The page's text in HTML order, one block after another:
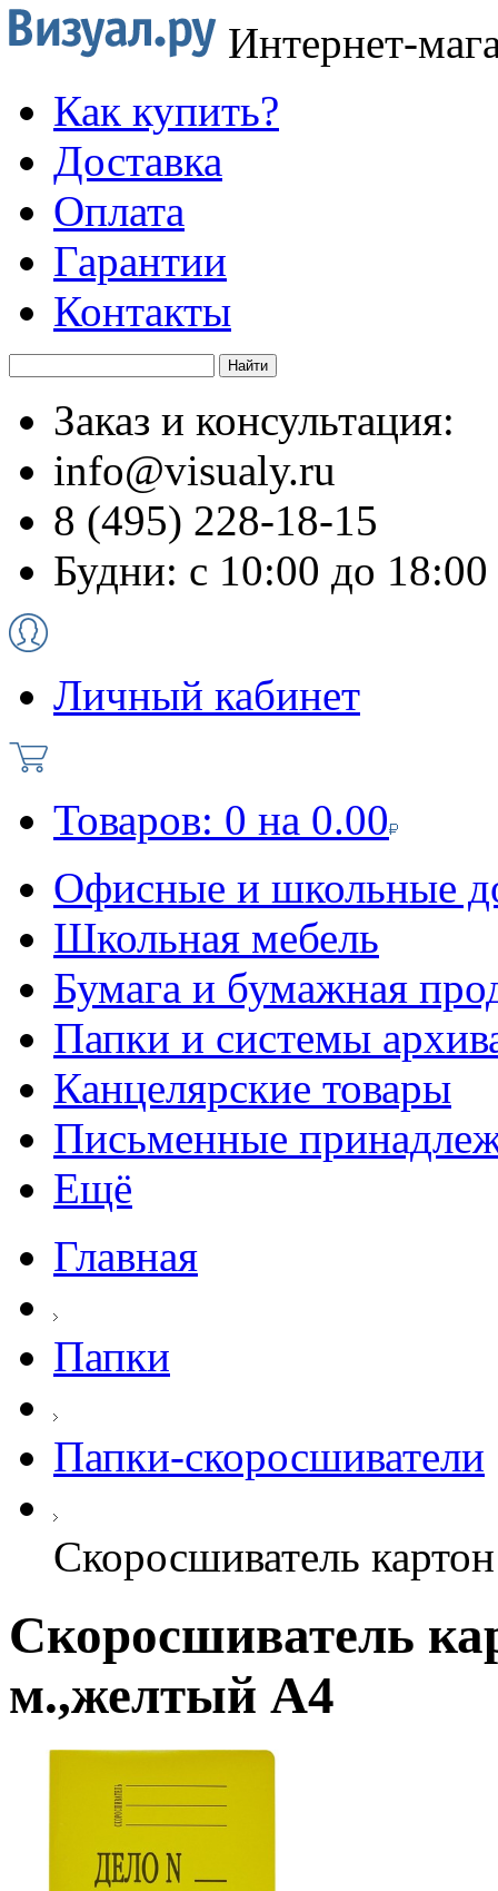
Интернет-
Как купить?
Доставка
Оплата
Гарантии
Контакты
Заказ и консультация:
info@visualy.ru
8 (495) 228-18-15
Будни: с 10:00 до 18:00
Личный кабинет
Товаров: 0 на 0.00
Офисные и школьные
Школьная мебель
Бумага и бумажная
Папки и системы
Канцелярские товары
Письменные
Ещё
Главная
Папки
Папки-скоросшиватели
Скоросшиватель
Скоросшиватель
м.,желтый А4